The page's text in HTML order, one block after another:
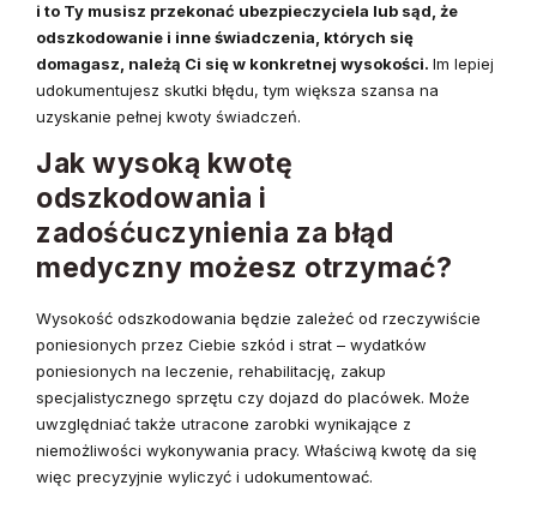
i to Ty musisz przekonać ubezpieczyciela lub sąd, że
odszkodowanie i inne świadczenia, których się
domagasz, należą Ci się w konkretnej wysokości. Im lepiej
udokumentujesz skutki błędu, tym większa szansa na
uzyskanie pełnej kwoty świadczeń.
Jak wysoką kwotę
odszkodowania i
zadośćuczynienia za błąd
medyczny możesz otrzymać?
Wysokość odszkodowania będzie zależeć od rzeczywiście
poniesionych przez Ciebie szkód i strat – wydatków
poniesionych na leczenie, rehabilitację, zakup
specjalistycznego sprzętu czy dojazd do placówek. Może
uwzględniać także utracone zarobki wynikające z
niemożliwości wykonywania pracy. Właściwą kwotę da się
więc precyzyjnie wyliczyć i udokumentować.